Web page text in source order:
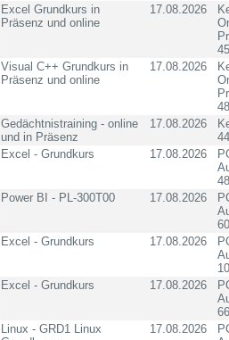
Excel Grundkurs in
Präsenz und online
17.08.2026
Visual C++ Grundkurs in
Präsenz und online
17.08.2026
Gedächtnistraining - online
und in Präsenz
17.08.2026
Excel - Grundkurs
17.08.2026
Power BI - PL-300T00
17.08.2026
Excel - Grundkurs
17.08.2026
Excel - Grundkurs
17.08.2026
Linux - GRD1 Linux
17.08.2026